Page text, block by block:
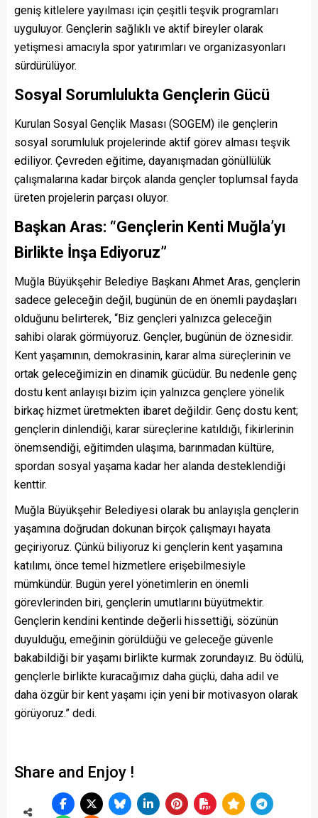
geniş kitlelere yayılması için çeşitli teşvik programları
uyguluyor. Gençlerin sağlıklı ve aktif bireyler olarak
yetişmesi amacıyla spor yatırımları ve organizasyonları
sürdürülüyor.
Sosyal Sorumlulukta Gençlerin Gücü
Kurulan Sosyal Gençlik Masası (SOGEM) ile gençlerin
sosyal sorumluluk projelerinde aktif görev alması teşvik
ediliyor. Çevreden eğitime, dayanışmadan gönüllülük
çalışmalarına kadar birçok alanda gençler toplumsal fayda
üreten projelerin parçası oluyor.
Başkan Aras: “Gençlerin Kenti Muğla’yı
Birlikte İnşa Ediyoruz”
Muğla Büyükşehir Belediye Başkanı Ahmet Aras, gençlerin
sadece geleceğin değil, bugünün de en önemli paydaşları
olduğunu belirterek, “Biz gençleri yalnızca geleceğin
sahibi olarak görmüyoruz. Gençler, bugünün de öznesidir.
Kent yaşamının, demokrasinin, karar alma süreçlerinin ve
ortak geleceğimizin en dinamik gücüdür. Bu nedenle genç
dostu kent anlayışı bizim için yalnızca gençlere yönelik
birkaç hizmet üretmekten ibaret değildir. Genç dostu kent;
gençlerin dinlendiği, karar süreçlerine katıldığı, fikirlerinin
önemsendiği, eğitimden ulaşıma, barınmadan kültüre,
spordan sosyal yaşama kadar her alanda desteklendiği
kenttir.
Muğla Büyükşehir Belediyesi olarak bu anlayışla gençlerin
yaşamına doğrudan dokunan birçok çalışmayı hayata
geçiriyoruz. Çünkü biliyoruz ki gençlerin kent yaşamına
katılımı, önce temel hizmetlere erişebilmesiyle
mümkündür. Bugün yerel yönetimlerin en önemli
görevlerinden biri, gençlerin umutlarını büyütmektir.
Gençlerin kendini kentinde değerli hissettiği, sözünün
duyulduğu, emeğinin görüldüğü ve geleceğe güvenle
bakabildiği bir yaşamı birlikte kurmak zorundayız. Bu ödülü,
gençlerle birlikte kuracağımız daha güçlü, daha adil ve
daha özgür bir kent yaşamı için yeni bir motivasyon olarak
görüyoruz.” dedi.
Share and Enjoy !